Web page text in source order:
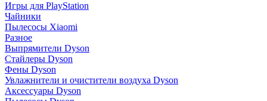
Игры для PlayStation
Чайники
Пылесосы Xiaomi
Разное
Выпрямители Dyson
Стайлеры Dyson
Фены Dyson
Увлажнители и очистители воздуха Dyson
Аксессуары Dyson